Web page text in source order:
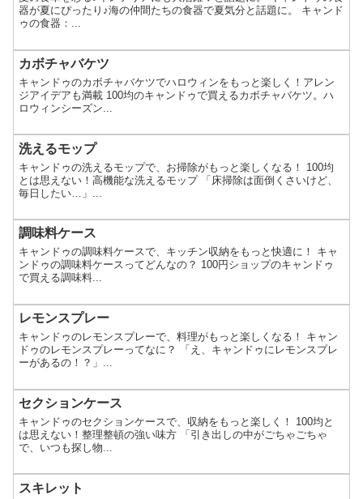
器が夏にぴったり♪海の仲間たちの食器で夏気分と話題に。 キャンド
ゥの食器：...
カボチャバケツ
キャンドゥのカボチャバケツでハロウィンをもっと楽しく！アレン
ジアイデアも満載 100均のキャンドゥで買えるカボチャバケツ。ハ
ロウィンシーズン...
洗えるモップ
キャンドゥの洗えるモップで、お掃除がもっと楽しくなる！ 100均
とは思えない！高機能な洗えるモップ 「床掃除は面倒くさいけど、
毎日したい…」...
調味料ケース
キャンドゥの調味料ケースで、キッチン収納をもっと快適に！ キャ
ンドゥの調味料ケースってどんなの？ 100円ショップのキャンドゥ
で買える調味料...
レモンスプレー
キャンドゥのレモンスプレーで、料理がもっと楽しくなる！ キャン
ドゥのレモンスプレーってなに？ 「え、キャンドゥにレモンスプレ
ーがあるの！？」...
セクションケース
キャンドゥのセクションケースで、収納をもっと楽しく！ 100均と
は思えない！整理整頓の強い味方 「引き出しの中がごちゃごちゃ
で、いつも探し物...
スキレット